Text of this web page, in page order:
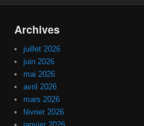
Archives
juillet 2026
juin 2026
mai 2026
avril 2026
mars 2026
février 2026